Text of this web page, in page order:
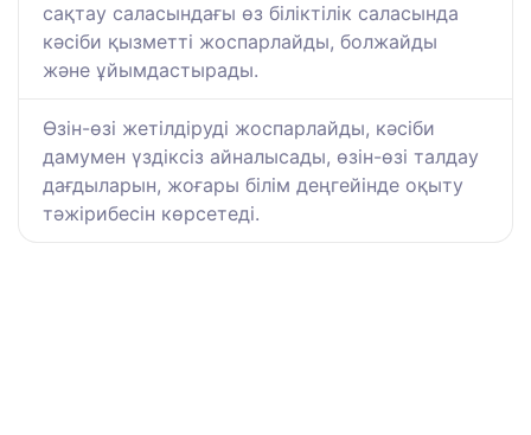
сақтау саласындағы өз біліктілік саласында
кәсіби қызметті жоспарлайды, болжайды
және ұйымдастырады.
Өзін-өзі жетілдіруді жоспарлайды, кәсіби
дамумен үздіксіз айналысады, өзін-өзі талдау
дағдыларын, жоғары білім деңгейінде оқыту
тәжірибесін көрсетеді.